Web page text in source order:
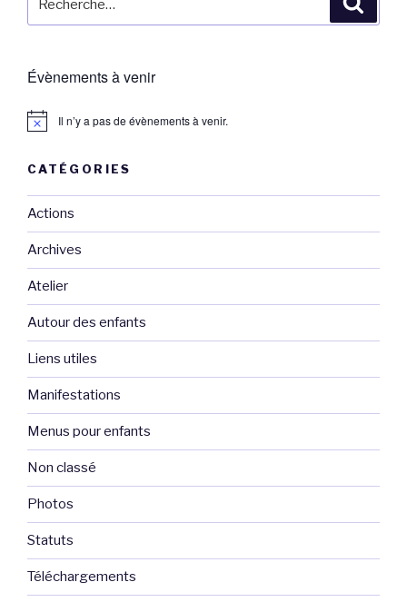
pour
Évènements à venir
Il n’y a pas de évènements à venir.
CATÉGORIES
Actions
Archives
Atelier
Autour des enfants
Liens utiles
Manifestations
Menus pour enfants
Non classé
Photos
Statuts
Téléchargements